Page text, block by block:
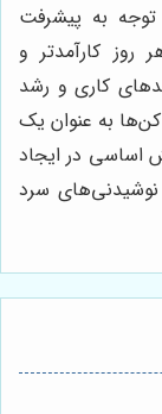
به پیشرفت
روز کارآمدتر و
کاری و رشد
به عنوان یک
اساسی در ایجاد
نوشیدنی‌های سرد